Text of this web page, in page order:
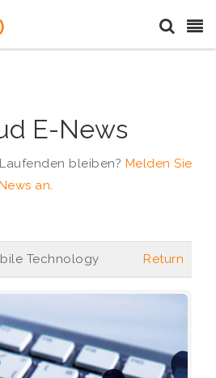
E-News
bleiben? Melden Sie
an.
Technology Return